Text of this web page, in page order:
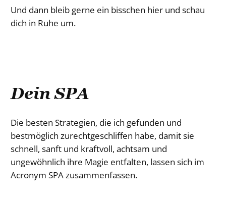
Und dann bleib gerne ein bisschen hier und schau
dich in Ruhe um.
Dein SPA
Die besten Strategien, die ich gefunden und
bestmöglich zurechtgeschliffen habe, damit sie
schnell, sanft und kraftvoll, achtsam und
ungewöhnlich ihre Magie entfalten, lassen sich im
Acronym SPA zusammenfassen.